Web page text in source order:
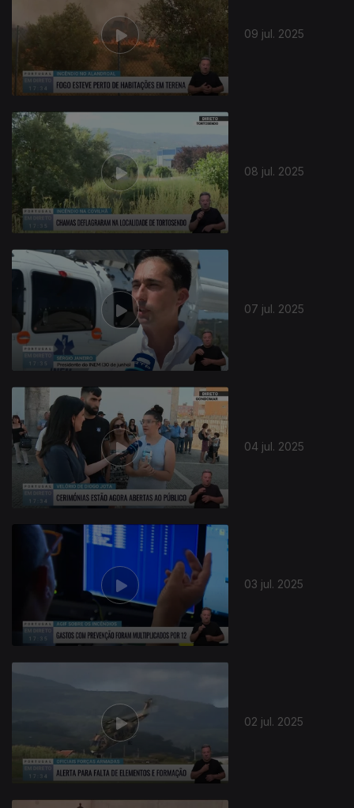
09 jul. 2025
08 jul. 2025
07 jul. 2025
04 jul. 2025
03 jul. 2025
02 jul. 2025